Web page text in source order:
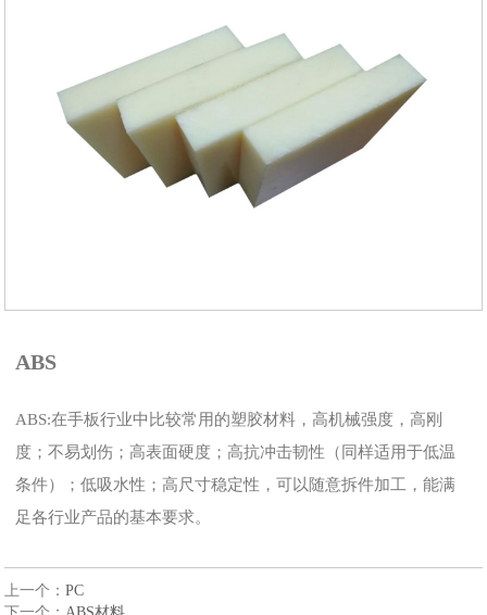
​ABS
ABS:在手板行业中比较常用的塑胶材料，高机械强度，高刚
度；不易划伤；高表面硬度；高抗冲击韧性（同样适用于低温
条件）；低吸水性；高尺寸稳定性，可以随意拆件加工，能满
足各行业产品的基本要求。
上一个：​PC